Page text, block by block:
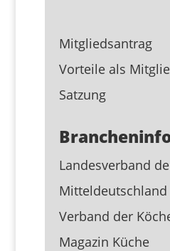
Mitgliedsantrag
Vorteile als
Satzung
Landesverband
Mitteldeutschland
Verband der
Magazin Küche